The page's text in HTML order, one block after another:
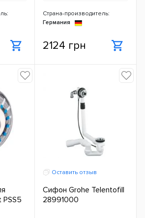
Страна-производитель:
Германия
2124 грн
PSS5
Оставить отзыв
Сифон Grohe Telentofill
28991000